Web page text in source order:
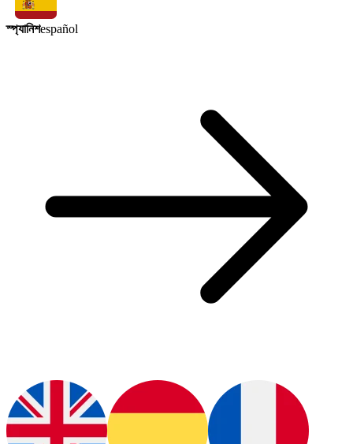
স্প্যানিশespañol